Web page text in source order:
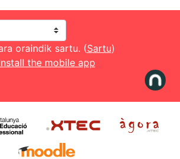
oraindik sartu. (Sartu)
the mobile app